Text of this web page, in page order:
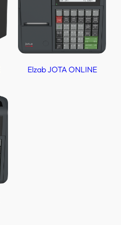
Elzab JOTA ONLINE